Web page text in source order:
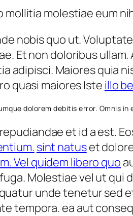
nobis quo ut.
Et non doloribus
adipisci. Maiores quia
quasi maiores Iste illo
dolorem debitis error. Omnis
et id a est.
sint natuset
Vel quidem libero quo
fuga. Molestiae vel ut qui
unde tenetur sed
tempora. ea aut